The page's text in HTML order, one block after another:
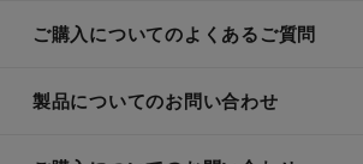
ご購入についてのよくあるご質問
製品についてのお問い合わせ